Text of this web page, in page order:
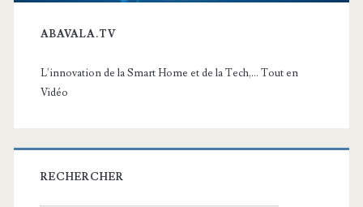
ABAVALA.TV
L'innovation de la Smart Home et de la Tech,... Tout en
Vidéo
RECHERCHER